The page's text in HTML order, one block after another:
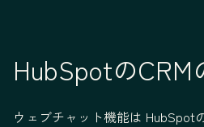
HubSpotの
ウェブチャット機能は HubSpot